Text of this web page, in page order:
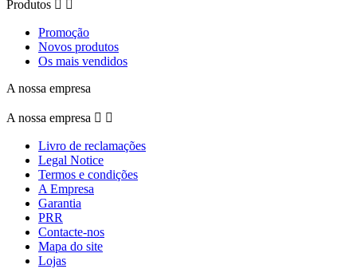
Produtos  
Promoção
Novos produtos
Os mais vendidos
A nossa empresa
A nossa empresa  
Livro de reclamações
Legal Notice
Termos e condições
A Empresa
Garantia
PRR
Contacte-nos
Mapa do site
Lojas